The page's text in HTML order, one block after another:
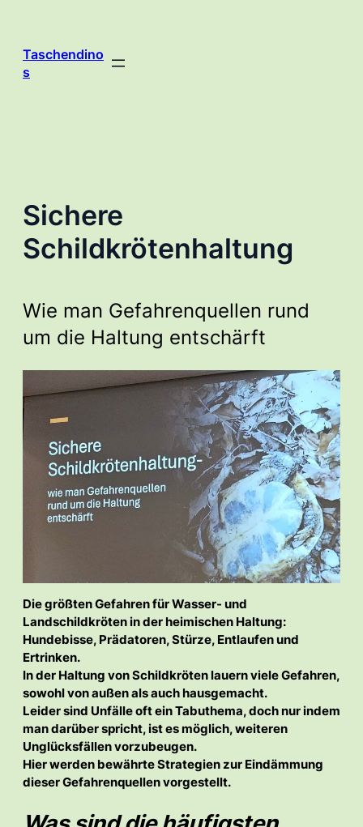
springen
Taschendino
s
Sichere
Schildkrötenhaltung
Wie man Gefahrenquellen rund
um die Haltung entschärft
Die größten Gefahren für Wasser- und
Landschildkröten in der heimischen Haltung:
Hundebisse, Prädatoren, Stürze, Entlaufen und
Ertrinken.
In der Haltung von Schildkröten lauern viele Gefahren,
sowohl von außen als auch hausgemacht.
Leider sind Unfälle oft ein Tabuthema, doch nur indem
man darüber spricht, ist es möglich, weiteren
Unglücksfällen vorzubeugen.
Hier werden bewährte Strategien zur Eindämmung
dieser Gefahrenquellen vorgestellt.